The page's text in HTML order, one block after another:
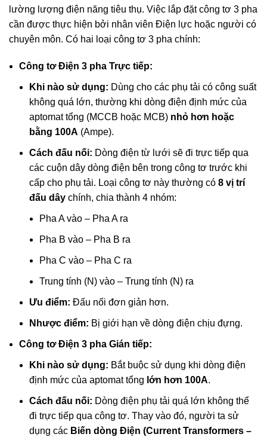
lường lượng điện năng tiêu thụ. Việc lắp đặt công tơ 3 pha
cần được thực hiện bởi nhân viên Điện lực hoặc người có
chuyên môn. Có hai loại công tơ 3 pha chính:
Công tơ Điện 3 pha Trực tiếp:
Khi nào sử dụng: Dùng cho các phụ tải có công suất
không quá lớn, thường khi dòng điện định mức của
aptomat tổng (MCCB hoặc MCB) nhỏ hơn hoặc
bằng 100A (Ampe).
Cách đấu nối: Dòng điện từ lưới sẽ đi trực tiếp qua
các cuộn dây dòng điện bên trong công tơ trước khi
cấp cho phụ tải. Loại công tơ này thường có 8 vị trí
đấu dây chính, chia thành 4 nhóm:
Pha A vào – Pha A ra
Pha B vào – Pha B ra
Pha C vào – Pha C ra
Trung tính (N) vào – Trung tính (N) ra
Ưu điểm: Đấu nối đơn giản hơn.
Nhược điểm: Bị giới hạn về dòng điện chịu đựng.
Công tơ Điện 3 pha Gián tiếp:
Khi nào sử dụng: Bắt buộc sử dụng khi dòng điện
định mức của aptomat tổng lớn hơn 100A.
Cách đấu nối: Dòng điện phụ tải quá lớn không thể
đi trực tiếp qua công tơ. Thay vào đó, người ta sử
dụng các Biến dòng Điện (Current Transformers –